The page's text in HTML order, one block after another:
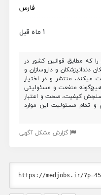
فارس
1 ماه قبل
که مطابق قوانین کشور در
دندانپزشکان و داروسازان و
میکند، منتشر و در اختیار
منفعت و مسئولیتی
سنجش کیفیت، صحت و اعتبار
و تمام مسئولیت این موارد
گزارش مشکل آگهی